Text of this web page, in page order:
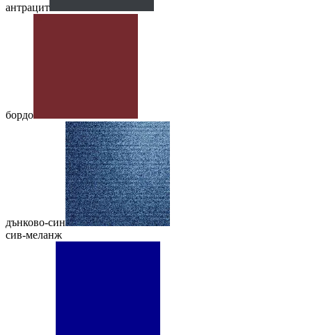
антрацит
бордо
дънково-син
сив-меланж